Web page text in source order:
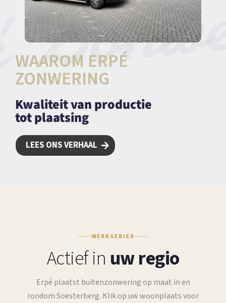
WAAROM ERPÉ
ZONWERING
Kwaliteit van productie
tot plaatsing
LEES ONS VERHAAL
WERKGEBIED
Actief in uw regio
Erpé plaatst buitenzonwering op maat in en
rondom Soesterberg. Klik op uw woonplaats voor